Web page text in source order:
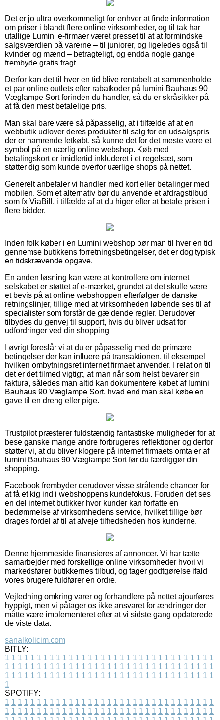
Det er jo ultra overkommeligt for enhver at finde information
om priser i blandt flere online virksomheder, og til tak har
utallige Lumini e-firmaer været presset til at at formindske
salgsværdien på varerne – til juniorer, og ligeledes også til
kvinder og mænd – betragteligt, og endda nogle gange
frembyde gratis fragt.
Derfor kan det til hver en tid blive rentabelt at sammenholde
et par online outlets efter rabatkoder på lumini Bauhaus 90
Væglampe Sort forinden du handler, så du er skråsikker på
at få den mest betalelige pris.
Man skal bare være så påpasselig, at i tilfælde af at en
webbutik udlover deres produkter til salg for en udsalgspris
der er hamrende letkøbt, så kunne det for det meste være et
symbol på en uærlig online webshop. Køb med
betalingskort er imidlertid inkluderet i et regelsæt, som
støtter dig som kunde overfor uærlige shops på nettet.
Generelt anbefaler vi handler med kort eller betalinger med
mobilen. Som et alternativ bør du anvende et afdragstilbud
som fx ViaBill, i tilfælde af at du higer efter at betale prisen i
flere bidder.
Inden folk køber i en Lumini webshop bør man til hver en tid
gennemse butikkens forretningsbetingelser, det er dog typisk
en tidskrævende opgave.
En anden løsning kan være at kontrollere om internet
selskabet er støttet af e-mærket, grundet at det skulle være
et bevis på at online webshoppen efterfølger de danske
retningslinjer, tillige med at virksomheden løbende ses til af
specialister som forstår de gældende regler. Derudover
tilbydes du genvej til support, hvis du bliver udsat for
udfordringer ved din shopping.
I øvrigt foreslår vi at du er påpasselig med de primære
betingelser der kan influere på transaktionen, til eksempel
hvilken ombytningsret internet firmaet anvender. I relation til
det er det tilmed vigtigt, at man når som helst bevarer sin
faktura, således man altid kan dokumentere købet af lumini
Bauhaus 90 Væglampe Sort, hvad end man skal købe en
gave til en dreng eller pige.
Trustpilot præsterer fuldstændig fantastiske muligheder for at
bese ganske mange andre forbrugeres reflektioner og derfor
støtter vi, at du bliver klogere på internet firmaets omtaler af
lumini Bauhaus 90 Væglampe Sort før du færdiggør din
shopping.
Facebook frembyder derudover visse strålende chancer for
at få et kig ind i webshoppens kundefokus. Foruden det ses
en del internet butikker hvor kunder kan forfatte en
bedømmelse af virksomhedens service, hvilket tillige bør
drages fordel af til at afveje tilfredsheden hos kunderne.
Denne hjemmeside finansieres af annoncer. Vi har tætte
samarbejder med forskellige online virksomheder hvori vi
markedsfører butikkernes tilbud, og tager godtgørelse ifald
vores brugere fuldfører en ordre.
Vejledning omkring varer og forhandlere på nettet ajourføres
hyppigt, men vi påtager os ikke ansvaret for ændringer der
måtte være implementeret efter at vi sidste gang opdaterede
de viste data.
sanalkolicim.com
BITLY:
1 1 1 1 1 1 1 1 1 1 1 1 1 1 1 1 1 1 1 1 1 1 1 1 1 1 1 1 1 1 1 1 1
1 1 1 1 1 1 1 1 1 1 1 1 1 1 1 1 1 1 1 1 1 1 1 1 1 1 1 1 1 1 1 1 1
1 1 1 1 1 1 1 1 1 1 1 1 1 1 1 1 1 1 1 1 1 1 1 1 1 1 1 1 1 1 1 1 1
1
SPOTIFY:
1 1 1 1 1 1 1 1 1 1 1 1 1 1 1 1 1 1 1 1 1 1 1 1 1 1 1 1 1 1 1 1 1
1 1 1 1 1 1 1 1 1 1 1 1 1 1 1 1 1 1 1 1 1 1 1 1 1 1 1 1 1 1 1 1 1